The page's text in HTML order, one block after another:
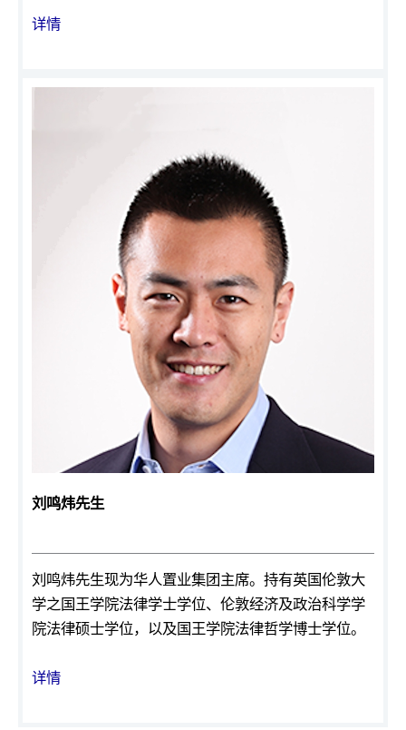
详情
刘鸣炜先生
刘鸣炜先生现为华人置业集团主席。持有英国伦敦大
学之国王学院法律学士学位、伦敦经济及政治科学学
院法律硕士学位，以及国王学院法律哲学博士学位。
详情